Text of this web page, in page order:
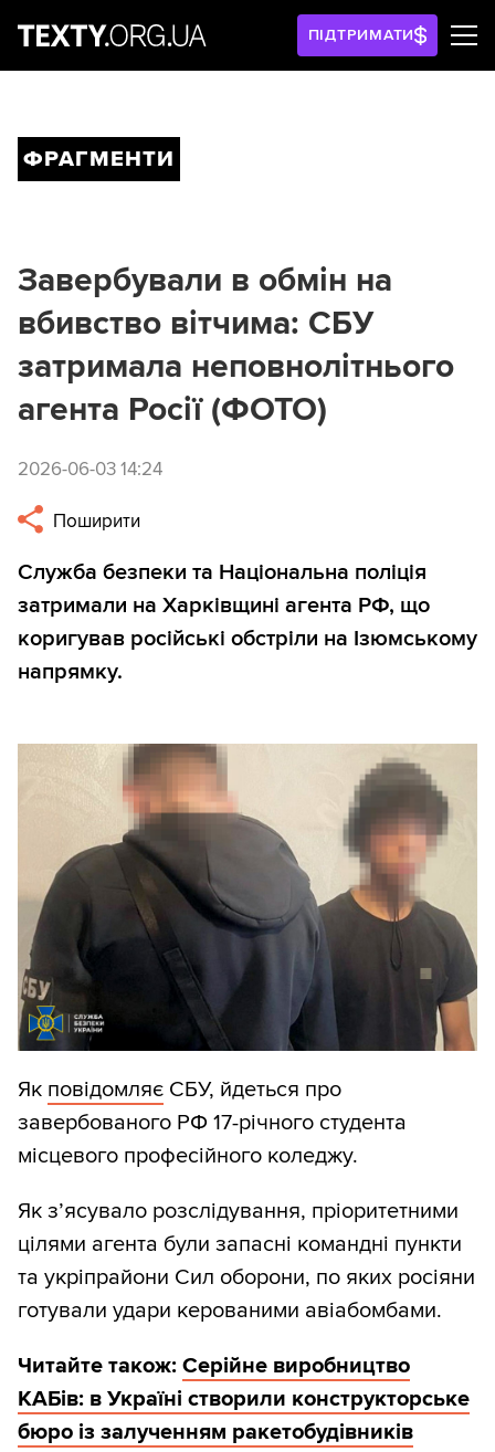
ПІДТРИМАТИ
ФРАГМЕНТИ
Завербували в обмін на
вбивство вітчима: СБУ
затримала неповнолітнього
агента Росії (ФОТО)
2026-06-03 14:24
Поширити
Служба безпеки та Національна поліція
затримали на Харківщині агента РФ, що
коригував російські обстріли на Ізюмському
напрямку.
Як повідомляє СБУ, йдеться про
завербованого РФ 17-річного студента
місцевого професійного коледжу.
Як з’ясувало розслідування, пріоритетними
цілями агента були запасні командні пункти
та укріпрайони Сил оборони, по яких росіяни
готували удари керованими авіабомбами.
Читайте також: Серійне виробництво
КАБів: в Україні створили конструкторське
бюро із залученням ракетобудівників